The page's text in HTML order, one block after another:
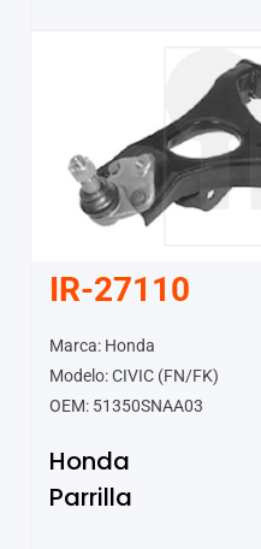
IR-27110
Marca: Honda
Modelo: CIVIC (FN/FK)
OEM: 51350SNAA03
Honda
Parrilla